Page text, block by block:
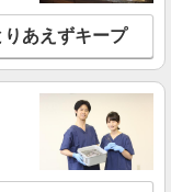
帯販売
験・能力による） ※
（規定あり） ゜
゜+゜ 入社祝い金10
りあえずキープ